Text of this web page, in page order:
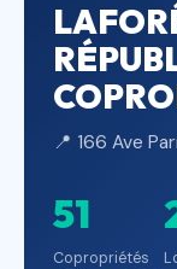
📍 166 Ave
51
Copropriétés